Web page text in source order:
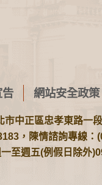
告 網站安全政策
市中正區忠孝東路一
，陳情諮詢專線：
至週五(例假日除外